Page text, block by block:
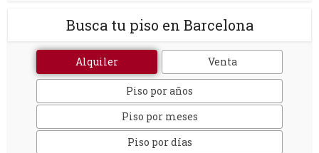
Busca tu piso en Barcelona
Alquiler Venta
Piso por años
Piso por meses
Piso por días